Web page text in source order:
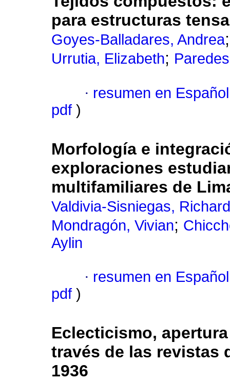
para estructuras
Goyes-Balladares, Andrea
Urrutia, Elizabeth;
· resumen en Español
pdf )
Morfología e
exploraciones
multifamiliares de
Valdivia-Sisniegas, Richard
Mondragón, Vivian;
Aylin
· resumen en Español
pdf )
Eclecticismo,
través de las revistas
1936